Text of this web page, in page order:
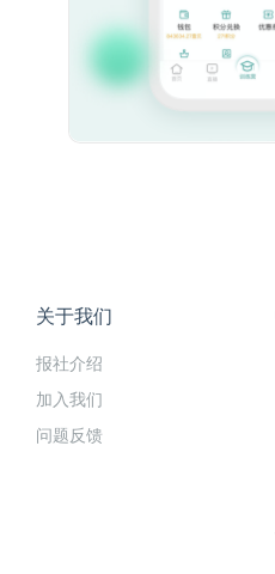
关于我们
报社介绍
加入我们
问题反馈